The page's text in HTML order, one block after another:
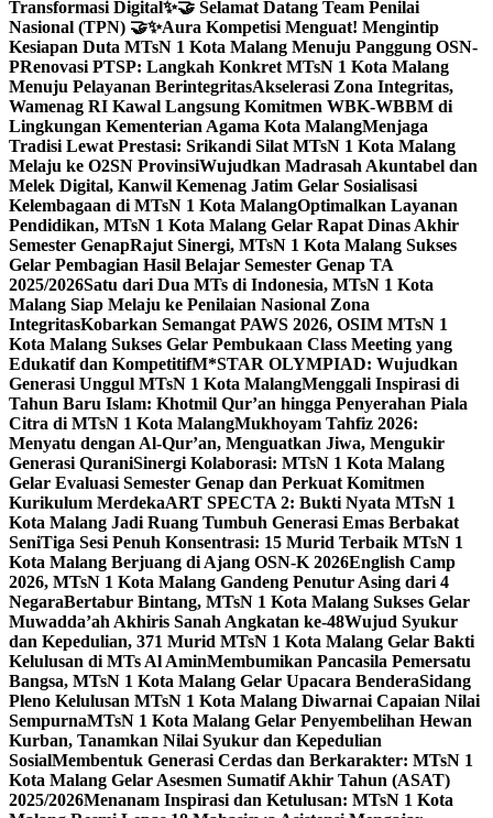
Transformasi Digital✨🤝 Selamat Datang Team Penilai
Nasional (TPN) 🤝✨Aura Kompetisi Menguat! Mengintip
Kesiapan Duta MTsN 1 Kota Malang Menuju Panggung OSN-
PRenovasi PTSP: Langkah Konkret MTsN 1 Kota Malang
Menuju Pelayanan BerintegritasAkselerasi Zona Integritas,
Wamenag RI Kawal Langsung Komitmen WBK-WBBM di
Lingkungan Kementerian Agama Kota MalangMenjaga
Tradisi Lewat Prestasi: Srikandi Silat MTsN 1 Kota Malang
Melaju ke O2SN ProvinsiWujudkan Madrasah Akuntabel dan
Melek Digital, Kanwil Kemenag Jatim Gelar Sosialisasi
Kelembagaan di MTsN 1 Kota MalangOptimalkan Layanan
Pendidikan, MTsN 1 Kota Malang Gelar Rapat Dinas Akhir
Semester GenapRajut Sinergi, MTsN 1 Kota Malang Sukses
Gelar Pembagian Hasil Belajar Semester Genap TA
2025/2026Satu dari Dua MTs di Indonesia, MTsN 1 Kota
Malang Siap Melaju ke Penilaian Nasional Zona
IntegritasKobarkan Semangat PAWS 2026, OSIM MTsN 1
Kota Malang Sukses Gelar Pembukaan Class Meeting yang
Edukatif dan KompetitifM*STAR OLYMPIAD: Wujudkan
Generasi Unggul MTsN 1 Kota MalangMenggali Inspirasi di
Tahun Baru Islam: Khotmil Qur’an hingga Penyerahan Piala
Citra di MTsN 1 Kota MalangMukhoyam Tahfiz 2026:
Menyatu dengan Al-Qur’an, Menguatkan Jiwa, Mengukir
Generasi QuraniSinergi Kolaborasi: MTsN 1 Kota Malang
Gelar Evaluasi Semester Genap dan Perkuat Komitmen
Kurikulum MerdekaART SPECTA 2: Bukti Nyata MTsN 1
Kota Malang Jadi Ruang Tumbuh Generasi Emas Berbakat
SeniTiga Sesi Penuh Konsentrasi: 15 Murid Terbaik MTsN 1
Kota Malang Berjuang di Ajang OSN-K 2026English Camp
2026, MTsN 1 Kota Malang Gandeng Penutur Asing dari 4
NegaraBertabur Bintang, MTsN 1 Kota Malang Sukses Gelar
Muwadda’ah Akhiris Sanah Angkatan ke-48Wujud Syukur
dan Kepedulian, 371 Murid MTsN 1 Kota Malang Gelar Bakti
Kelulusan di MTs Al AminMembumikan Pancasila Pemersatu
Bangsa, MTsN 1 Kota Malang Gelar Upacara BenderaSidang
Pleno Kelulusan MTsN 1 Kota Malang Diwarnai Capaian Nilai
SempurnaMTsN 1 Kota Malang Gelar Penyembelihan Hewan
Kurban, Tanamkan Nilai Syukur dan Kepedulian
SosialMembentuk Generasi Cerdas dan Berkarakter: MTsN 1
Kota Malang Gelar Asesmen Sumatif Akhir Tahun (ASAT)
2025/2026Menanam Inspirasi dan Ketulusan: MTsN 1 Kota